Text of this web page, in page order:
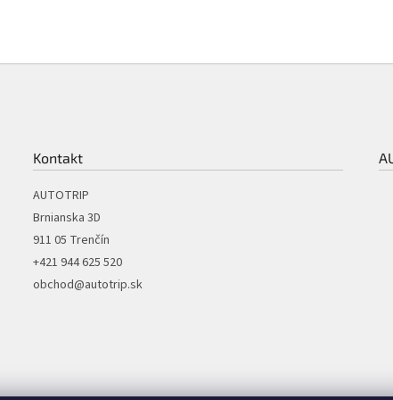
Kontakt
AUTOTRIP
Brnianska 3D
911 05 Trenčín
+421 944 625 520
obchod@autotrip.sk